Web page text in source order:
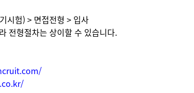
시험) > 면접전형 > 입사
전형절차는 상이할 수 있습니다.